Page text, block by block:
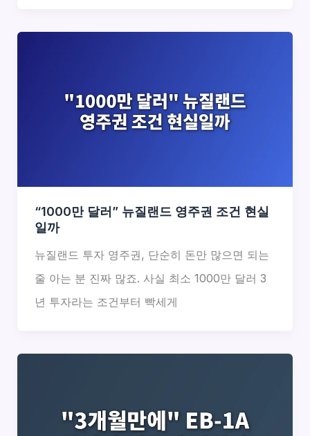
“1000만 달러” 뉴질랜드 영주권 조건 현실
일까
뉴질랜드 투자 영주권, 단순히 돈만 많으면 되는
줄 아는 분 진짜 많죠. 사실 최소 1000만 달러 3
년 투자라는 조건부터 빡세게